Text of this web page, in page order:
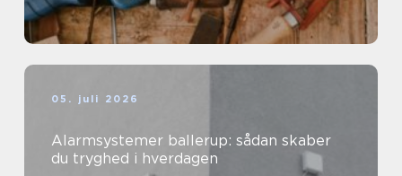
05. juli 2026
Alarmsystemer ballerup: sådan skaber
du tryghed i hverdagen